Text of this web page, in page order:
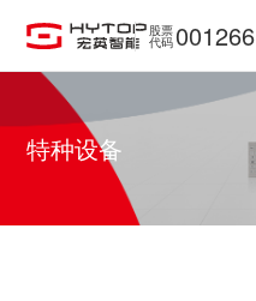
股票
代码 001266
特种设备